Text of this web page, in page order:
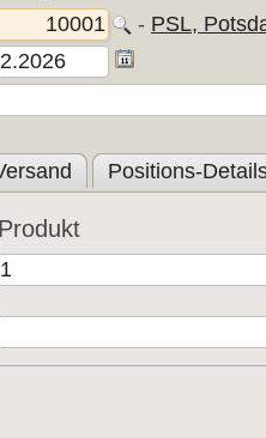
- PSL,
Positions-
Produkt